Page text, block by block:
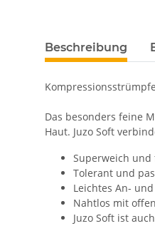
Beschreibung
Das besonders feine
Haut. Juzo Soft
Superweich
Tolerant und
Leichtes An-
Nahtlos mit
Juzo Soft ist